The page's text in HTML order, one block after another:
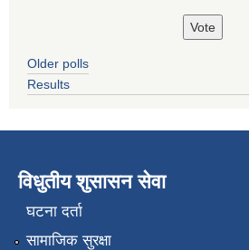
Older polls
Results
विधुतीय शुसासन सेवा
घटना दर्ता
सामाजिक सुरक्षा